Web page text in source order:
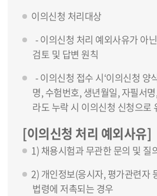
이의신청 처리대상
- 이의신청 처리 예외사유가 아
검토 및 답변 원칙
- 이의신청 접수 시‘이의신청 양
명, 수험번호, 생년월일, 자필서
라도 누락 시 이의신청 신청으로
[이의신청 처리 예외사유]
1) 채용시험과 무관한 문의 및 질
2) 개인정보(응시자, 평가관련자
법령에 저촉되는 경우